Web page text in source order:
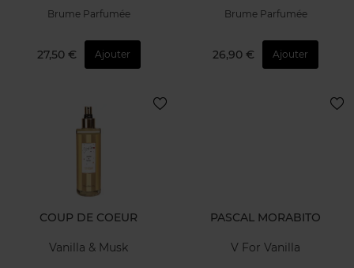
Brume Parfumée
27,50 € Ajouter
Brume Parfumée
26,90 € Ajouter
COUP DE COEUR
Vanilla & Musk
PASCAL MORABITO
V For Vanilla